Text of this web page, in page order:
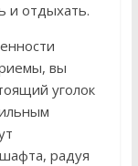
и отдыхать.
вы
уголок
радуя